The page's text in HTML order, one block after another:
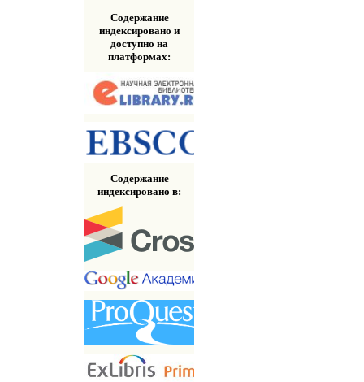
Содержание
индексировано и
доступно на
платформах:
Содержание
индексировано в: